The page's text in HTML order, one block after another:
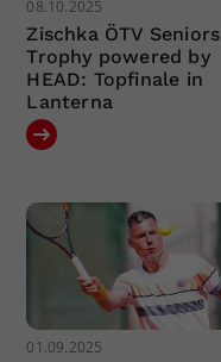
08.10.2025
Zischka ÖTV Seniors
Trophy powered by
HEAD: Topfinale in
Lanterna
01.09.2025